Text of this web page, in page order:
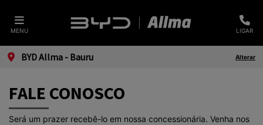
MENU LIGAR
BYD Allma - Bauru Alterar
FALE CONOSCO
Será um prazer recebê-lo em nossa concessionária. Venha nos